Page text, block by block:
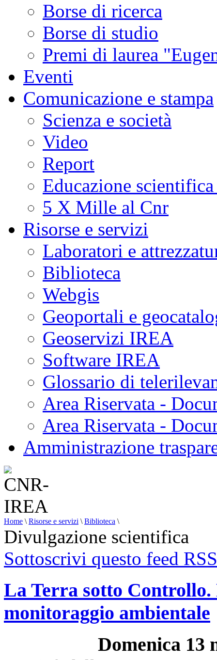
Borse di ricerca
Borse di studio
Premi di laurea
Eventi
Comunicazione e stampa
Scienza e società
Video
Report
Educazione
5 X Mille al Cnr
Risorse e servizi
Laboratori e
Biblioteca
Webgis
Geoportali e
Geoservizi IREA
Software IREA
Glossario di
Area Riservata -
Area Riservata -
Amministrazione
Home \ Risorse e servizi \ Biblioteca \
Divulgazione scientifica
Sottoscrivi questo feed RSS
La Terra sotto Controllo.
monitoraggio ambientale
Domenica 13